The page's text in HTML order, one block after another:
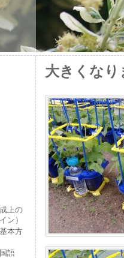
上の
ン）
本方
語
大きくなり